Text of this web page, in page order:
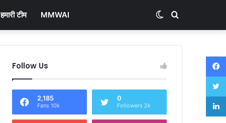
हमारी टीम MMWAI
for
Switch
skin
Follow Us
2,185
Fans 10k
0
Followers 2k